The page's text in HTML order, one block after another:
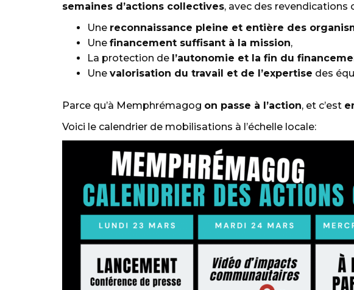
semaines d’actions collectives, avec des revendications
Une reconnaissance pleine et entière des
Une financement suffisant à la mission,
La protection de l’autonomie et la fin du
Une valorisation du travail et de l’expertise des
Parce qu’à Memphrémagog on passe à l’action, et c’est
Voici le calendrier de mobilisations à l’échelle locale: